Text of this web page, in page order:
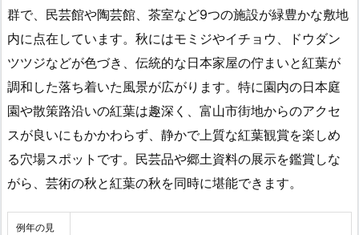
群で、民芸館や陶芸館、茶室など9つの施設が緑豊かな敷地
内に点在しています。秋にはモミジやイチョウ、ドウダン
ツツジなどが色づき、伝統的な日本家屋の佇まいと紅葉が
調和した落ち着いた風景が広がります。特に園内の日本庭
園や散策路沿いの紅葉は趣深く、富山市街地からのアクセ
スが良いにもかかわらず、静かで上質な紅葉観賞を楽しめ
る穴場スポットです。民芸品や郷土資料の展示を鑑賞しな
がら、芸術の秋と紅葉の秋を同時に堪能できます。
例年の見